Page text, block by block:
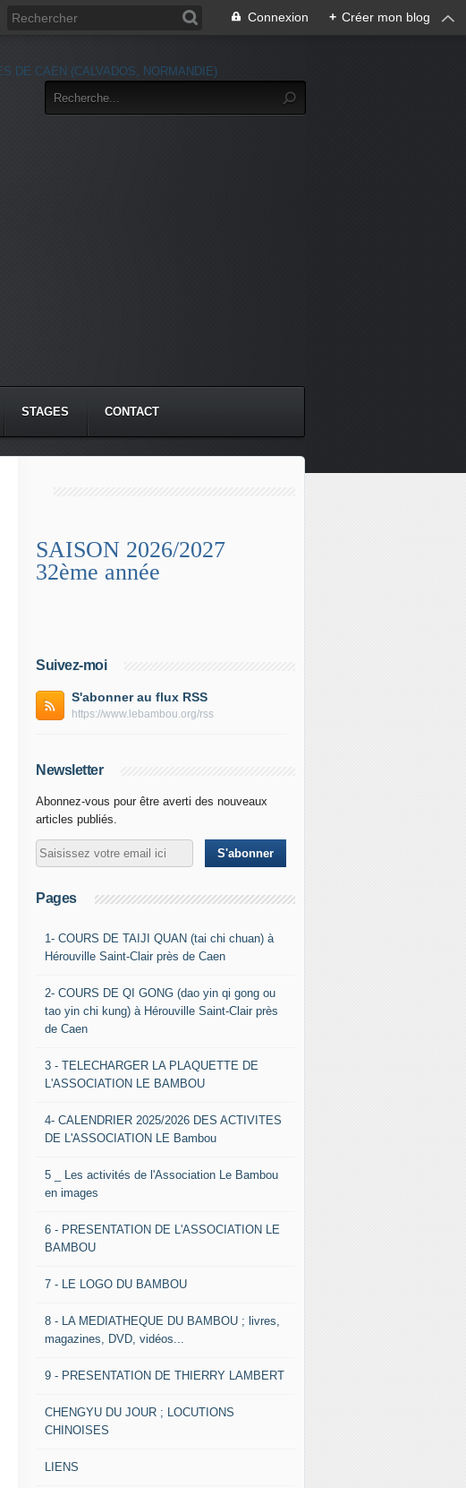
Connexion + Créer mon blog
STAGES CONTACT
SAISON 2026/2027
32ème année
Suivez-moi
S'abonner au flux RSS
https://www.lebambou.org/rss
Newsletter
Abonnez-vous pour être averti des nouveaux
articles publiés.
Pages
1- COURS DE TAIJI QUAN (tai chi chuan) à
Hérouville Saint-Clair près de Caen
2- COURS DE QI GONG (dao yin qi gong ou
tao yin chi kung) à Hérouville Saint-Clair près
de Caen
3 - TELECHARGER LA PLAQUETTE DE
L'ASSOCIATION LE BAMBOU
4- CALENDRIER 2025/2026 DES ACTIVITES
DE L'ASSOCIATION LE Bambou
5 _ Les activités de l'Association Le Bambou
en images
6 - PRESENTATION DE L'ASSOCIATION LE
BAMBOU
7 - LE LOGO DU BAMBOU
8 - LA MEDIATHEQUE DU BAMBOU ; livres,
magazines, DVD, vidéos...
9 - PRESENTATION DE THIERRY LAMBERT
CHENGYU DU JOUR ; LOCUTIONS
CHINOISES
LIENS